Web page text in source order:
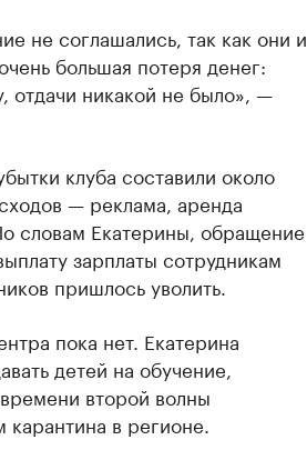
не соглашались, так как они и
большая потеря денег:
отдачи никакой не было», —
клуба составили около
— реклама, аренда
словам Екатерины, обращение
зарплаты сотрудникам
пришлось уволить.
пока нет. Екатерина
детей на обучение,
второй волны
в регионе.